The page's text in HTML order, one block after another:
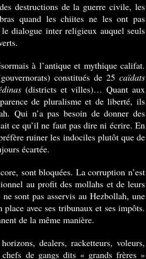
destructions de la guerre civile, les
quand les chiites ne les ont pas
dialogue inter religieux auquel seuls
à l’antique et mythique califat.
constitués de 25 caïdats
(districts et villes)… Quant aux
de pluralisme et de liberté, ils
Qui n’a pas besoin de donner des
ce qu’il ne faut pas dire ni écrire. En
ruiner les indociles plutôt que de
écartée.
sont bloquées. La corruption n’est
au profit des mollahs et de leurs
sont pas asservis au Hezbollah, une
avec ses tribunaux et ses impôts.
de la même manière.
dealers, racketteurs, voleurs,
de gangs dits « grands frères »